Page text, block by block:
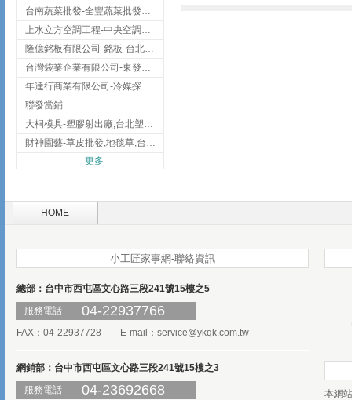
台南蔬菜批發-全豐蔬菜批發專送/台南蔬菜箱宅配到府
上水立方空調工程-中央空調規劃,台北中央空調規劃
隆億銘板有限公司-銘板-台北銘板-板橋銘板
台灣袋業企業有限公司-東發企業社/台中太空袋/太空包
年達行商業有限公司-冷媒探漏儀,壓力錶組,真空泵浦,台北冷凍空調材料
聯發當鋪
大桐模具-塑膠射出廠,台北塑膠射出廠
財神園藝-草皮批發,地毯草,台北草,彰化地毯草,彰化台北草
更多
HOME
小工匠家事網-聯絡資訊
總部：台中市西屯區文心路三段241號15樓之5
服務電話
04-22937766
FAX：04-22937728 E-mail： service@ykqk.com.tw
網銷部：台中市西屯區文心路三段241號15樓之3
服務電話
04-23692668
本網